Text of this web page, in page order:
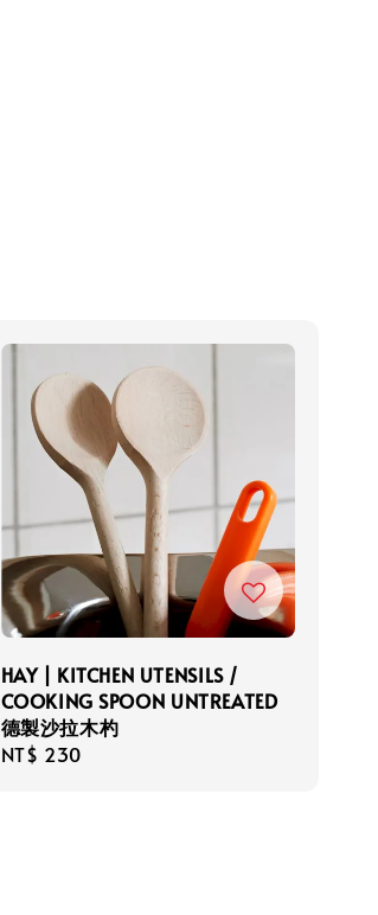
HAY | KITCHEN UTENSILS /
COOKING SPOON UNTREATED
德製沙拉木杓
Regular
NT$ 230